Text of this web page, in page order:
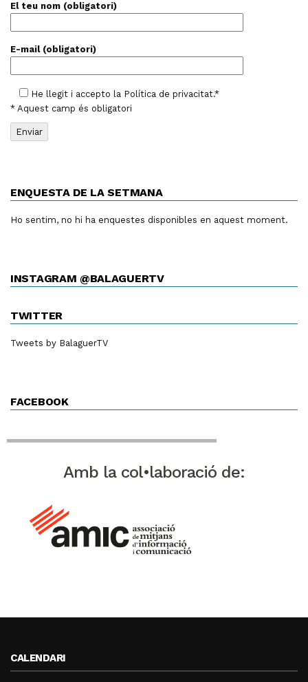
El teu nom (obligatori)
E-mail (obligatori)
He llegit i accepto la Política de privacitat.*
* Aquest camp és obligatori
ENQUESTA DE LA SETMANA
Ho sentim, no hi ha enquestes disponibles en aquest moment.
INSTAGRAM @BALAGUERTV
TWITTER
Tweets by BalaguerTV
FACEBOOK
Amb la col•laboració de:
CALENDARI